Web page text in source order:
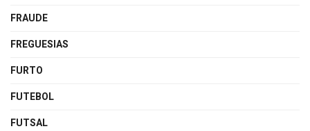
FRAUDE
FREGUESIAS
FURTO
FUTEBOL
FUTSAL